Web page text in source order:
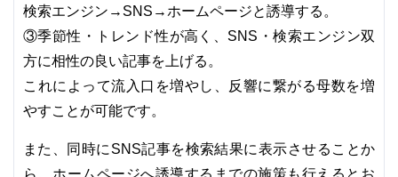
検索エンジン→SNS→ホームページと誘導する。
③季節性・トレンド性が高く、SNS・検索エンジン双
方に相性の良い記事を上げる。
これによって流入口を増やし、反響に繋がる母数を増
やすことが可能です。
また、同時にSNS記事を検索結果に表示させることか